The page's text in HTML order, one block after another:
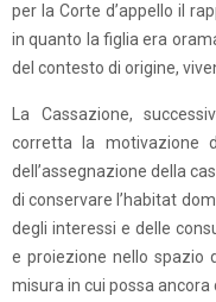
per la Corte d’appello il
in quanto la figlia era
del contesto di origine,
La Cassazione,
corretta la motivazione
dell’assegnazione della
di conservare l’habitat
degli interessi e delle
e proiezione nello spazio
misura in cui possa ancora